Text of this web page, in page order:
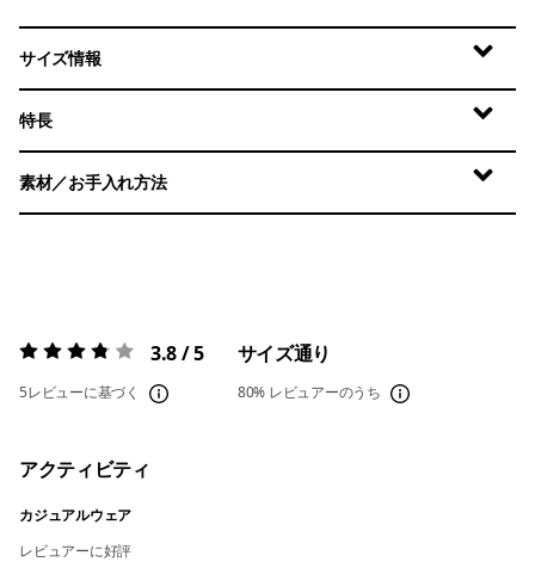
サイズ情報
特長
素材／お手入れ方法
評価:3.8 / 5 3.8 / 5
5レビューに基づく
サイズ通り
80% レビュアーのうち
アクティビティ
カジュアルウェア
レビュアーに好評